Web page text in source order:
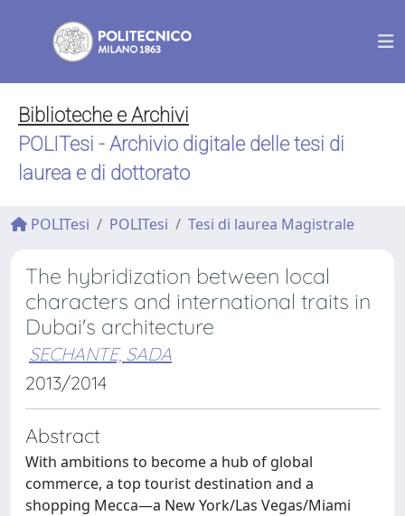
Biblioteche e Archivi
POLITesi - Archivio digitale delle tesi di
laurea e di dottorato
POLITesi POLITesi Tesi di laurea Magistrale
The hybridization between local
characters and international traits in
Dubai's architecture
SECHANTE, SADA
2013/2014
Abstract
With ambitions to become a hub of global
commerce, a top tourist destination and a
shopping Mecca—a New York/Las Vegas/Miami